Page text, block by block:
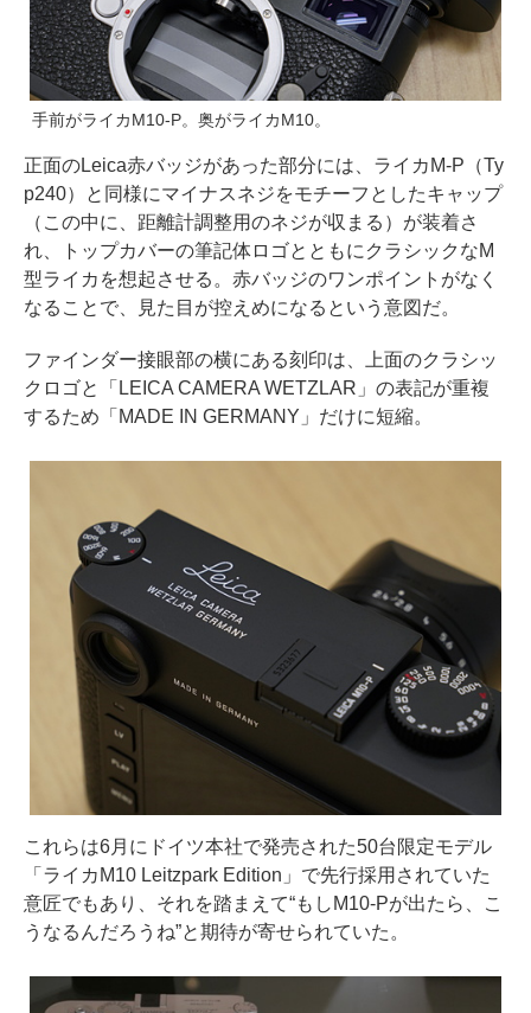
手前がライカM10-P。奥がライカM10。
正面のLeica赤バッジがあった部分には、ライカM-P（Ty
p240）と同様にマイナスネジをモチーフとしたキャップ
（この中に、距離計調整用のネジが収まる）が装着さ
れ、トップカバーの筆記体ロゴとともにクラシックなM
型ライカを想起させる。赤バッジのワンポイントがなく
なることで、見た目が控えめになるという意図だ。
ファインダー接眼部の横にある刻印は、上面のクラシッ
クロゴと「LEICA CAMERA WETZLAR」の表記が重複
するため「MADE IN GERMANY」だけに短縮。
これらは6月にドイツ本社で発売された50台限定モデル
「ライカM10 Leitzpark Edition」で先行採用されていた
意匠でもあり、それを踏まえて“もしM10-Pが出たら、こ
うなるんだろうね”と期待が寄せられていた。